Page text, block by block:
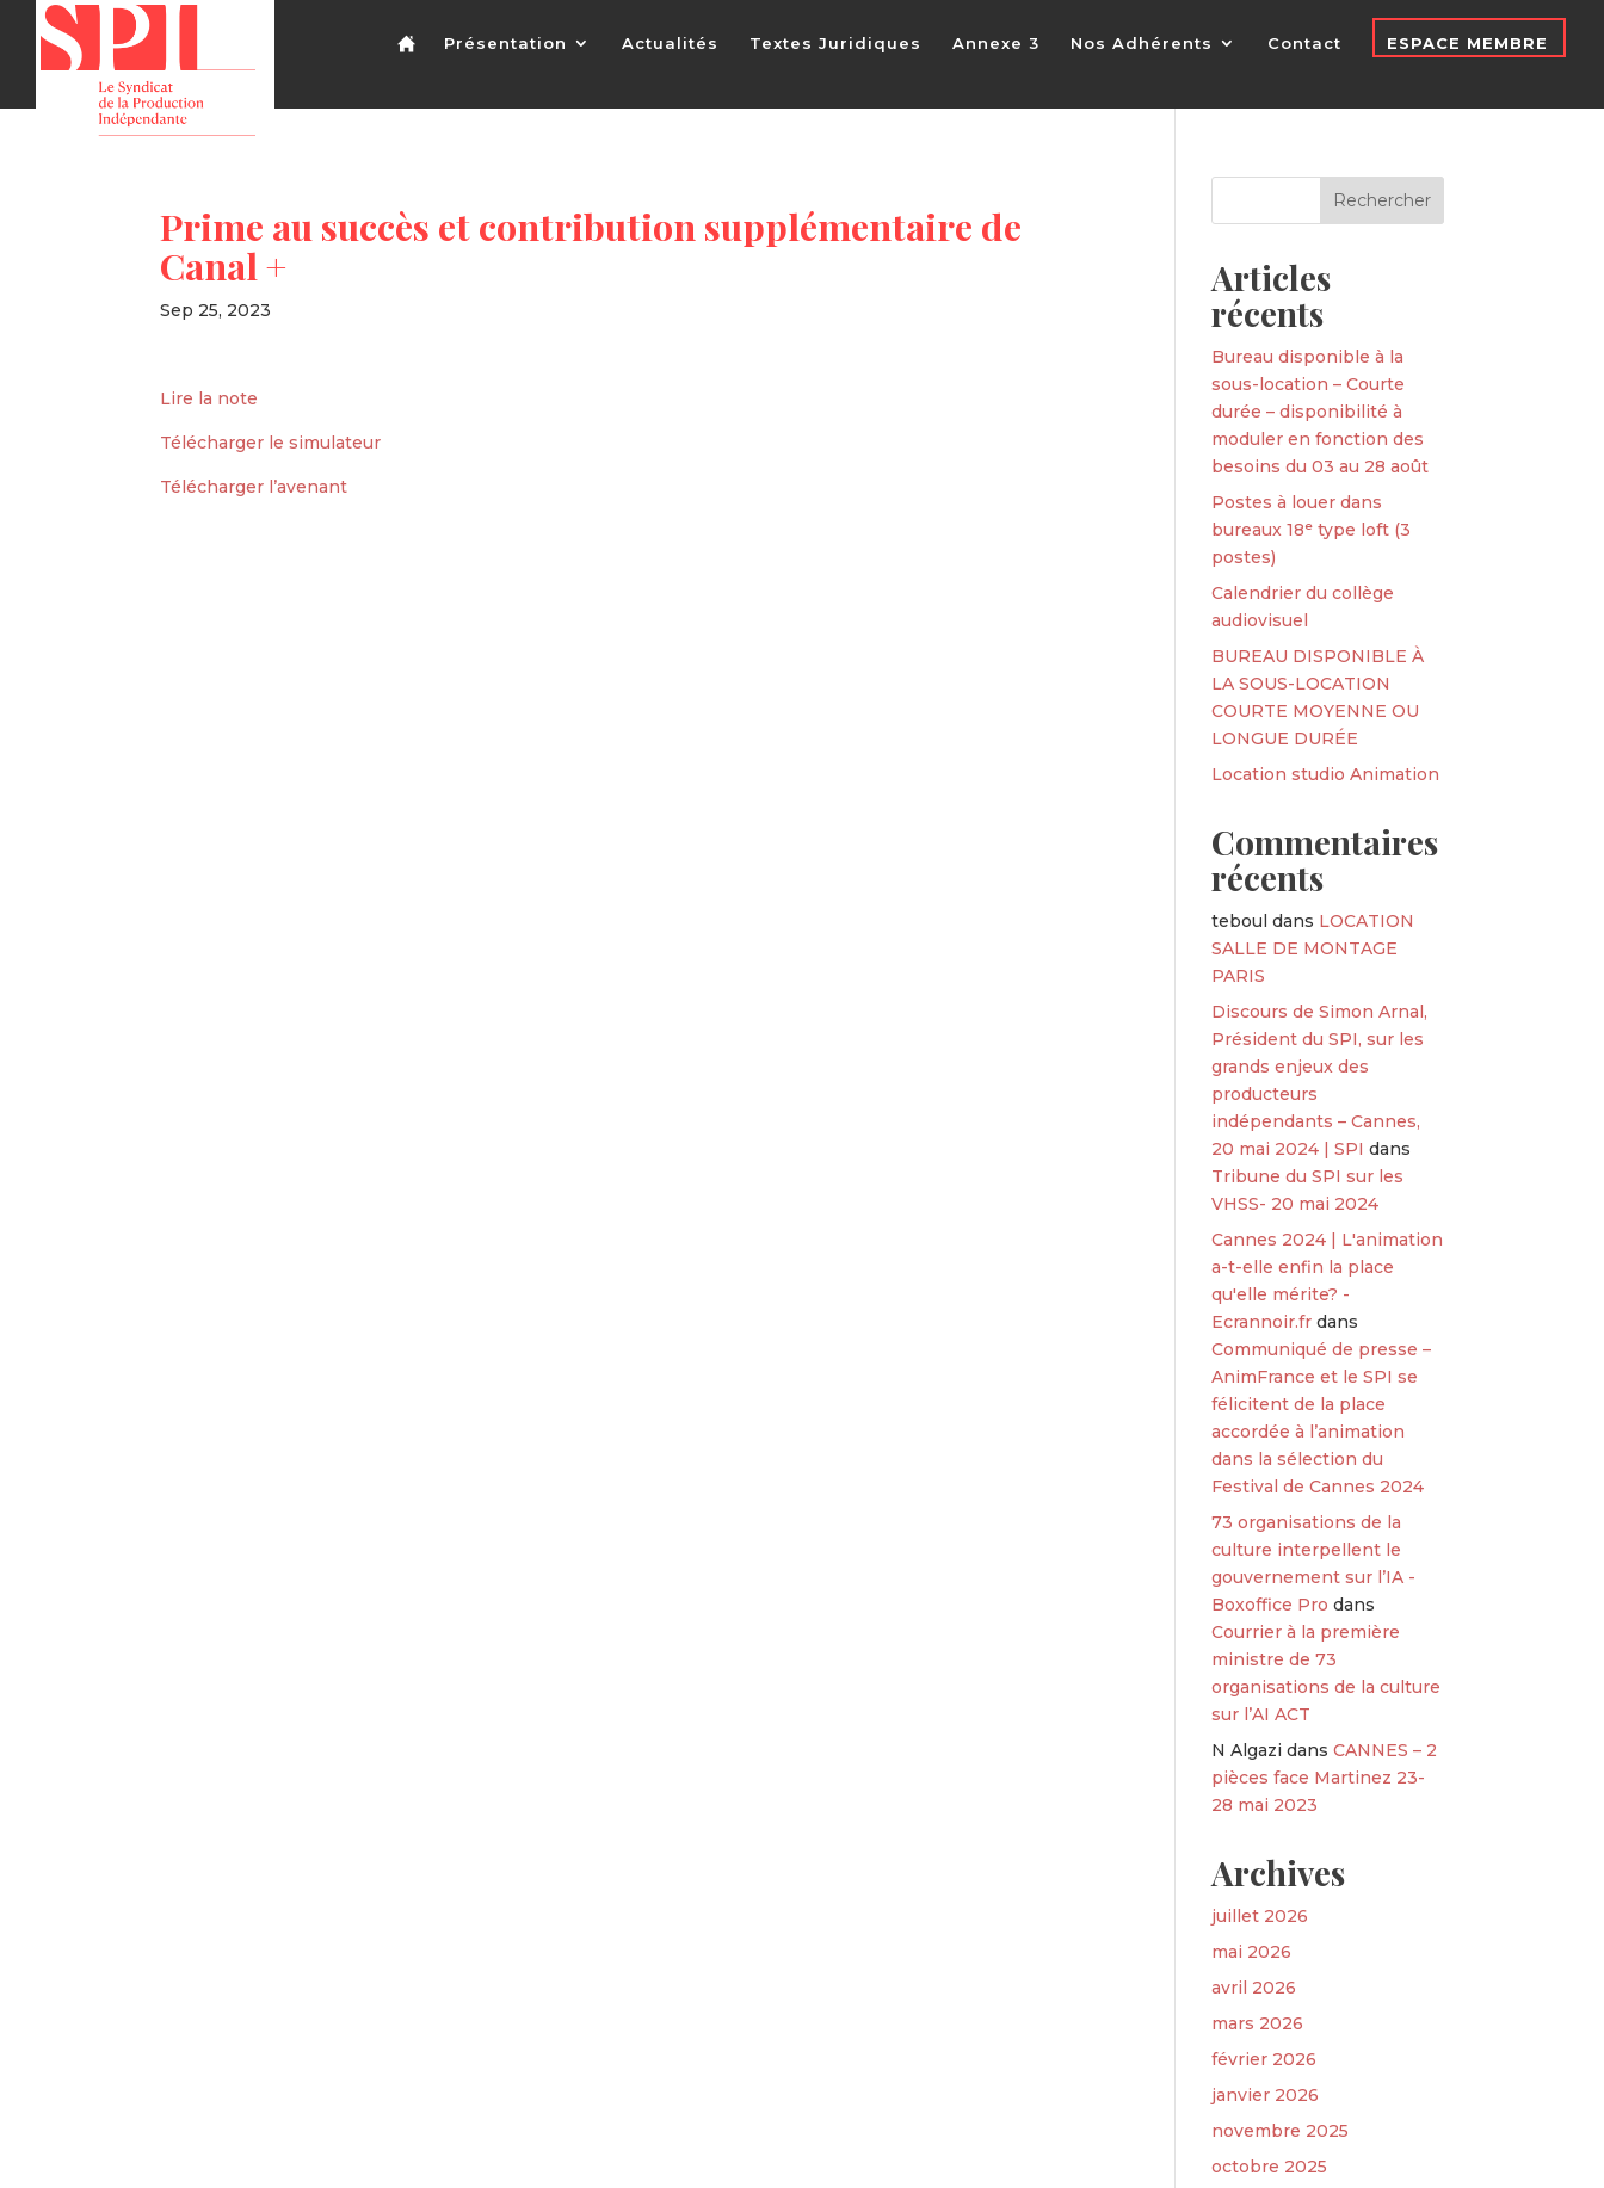
Présentation Actualités Textes Juridiques Annexe 3 Nos Adhérents Contact ESPACE MEMBRE
Prime au succès et contribution supplémentaire de
Canal +
Sep 25, 2023
Lire la note
Télécharger le simulateur
Télécharger l’avenant
Articles
récents
Bureau disponible à la
sous-location – Courte
durée – disponibilité à
moduler en fonction des
besoins du 03 au 28 août
Postes à louer dans
bureaux 18ᵉ type loft (3
postes)
Calendrier du collège
audiovisuel
BUREAU DISPONIBLE À
LA SOUS-LOCATION
COURTE MOYENNE OU
LONGUE DURÉE
Location studio Animation
Commentaires
récents
teboul dans LOCATION
SALLE DE MONTAGE
PARIS
Discours de Simon Arnal,
Président du SPI, sur les
grands enjeux des
producteurs
indépendants – Cannes,
20 mai 2024 | SPI dans
Tribune du SPI sur les
VHSS- 20 mai 2024
Cannes 2024 | L'animation
a-t-elle enfin la place
qu'elle mérite? -
Ecrannoir.fr dans
Communiqué de presse –
AnimFrance et le SPI se
félicitent de la place
accordée à l’animation
dans la sélection du
Festival de Cannes 2024
73 organisations de la
culture interpellent le
gouvernement sur l’IA -
Boxoffice Pro dans
Courrier à la première
ministre de 73
organisations de la culture
sur l’AI ACT
N Algazi dansCANNES – 2
pièces face Martinez 23-
28 mai 2023
Archives
juillet 2026
mai 2026
avril 2026
mars 2026
février 2026
janvier 2026
novembre 2025
octobre 2025